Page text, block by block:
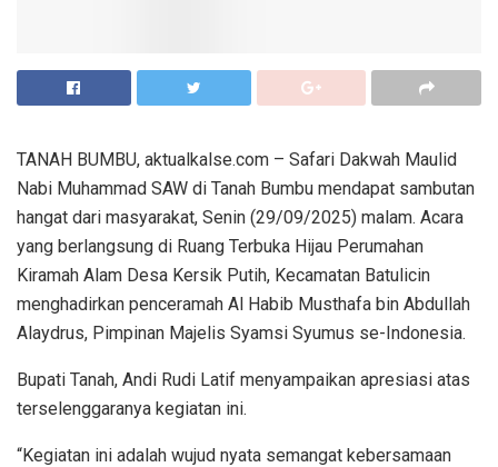
TANAH BUMBU, aktualkalse.com – Safari Dakwah Maulid
Nabi Muhammad SAW di Tanah Bumbu mendapat sambutan
hangat dari masyarakat, Senin (29/09/2025) malam. Acara
yang berlangsung di Ruang Terbuka Hijau Perumahan
Kiramah Alam Desa Kersik Putih, Kecamatan Batulicin
menghadirkan penceramah Al Habib Musthafa bin Abdullah
Alaydrus, Pimpinan Majelis Syamsi Syumus se-Indonesia.
Bupati Tanah, Andi Rudi Latif menyampaikan apresiasi atas
terselenggaranya kegiatan ini.
“Kegiatan ini adalah wujud nyata semangat kebersamaan